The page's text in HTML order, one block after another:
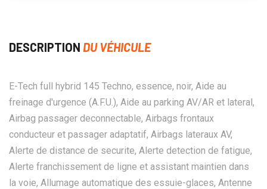
DESCRIPTION DU VÉHICULE
E-Tech full hybrid 145 Techno, essence, noir, Aide au
freinage d'urgence (A.F.U.), Aide au parking AV/AR et lateral,
Airbag passager deconnectable, Airbags frontaux
conducteur et passager adaptatif, Airbags lateraux AV,
Alerte de distance de securite, Alerte detection de fatigue,
Alerte franchissement de ligne et assistant maintien dans
la voie, Allumage automatique des essuie-glaces, Antenne